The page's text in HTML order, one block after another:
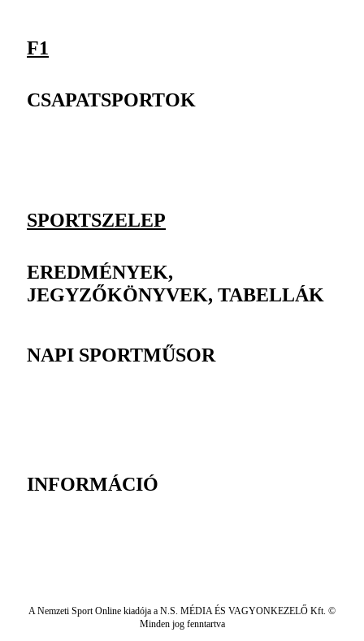
F1
CSAPATSPORTOK
SPORTSZELEP
EREDMÉNYEK,
JEGYZŐKÖNYVEK, TABELLÁK
NAPI SPORTMŰSOR
INFORMÁCIÓ
A Nemzeti Sport Online kiadója a N.S. MÉDIA ÉS VAGYONKEZELŐ Kft. ©
Minden jog fenntartva